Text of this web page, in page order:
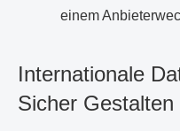
einem
Internationale
Sicher Gestalten